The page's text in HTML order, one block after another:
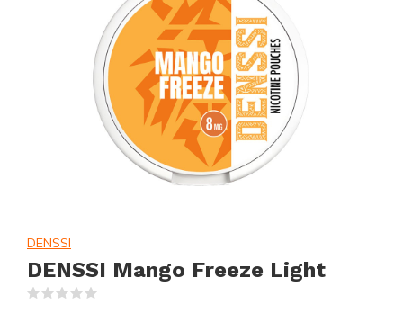
DENSSI
DENSSI Mango Freeze Light